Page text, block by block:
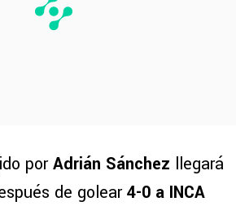
porAdrián Sánchez llegará
de golear4-0 a INCA